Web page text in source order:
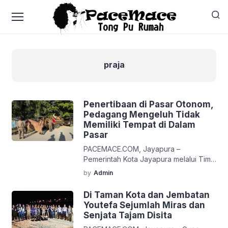
praja
Penertibaan di Pasar Otonom,
Pedagang Mengeluh Tidak
Memiliki Tempat di Dalam
Pasar
PACEMACE.COM, Jayapura –
Pemerintah Kota Jayapura melalui Tim
Terpadu Operasi Gabungan Keamanan
dan Ketertiban Masyarakat secara rutin
terus melaksanakan kegiatan di seluruh
wilayah Kota Jayapura. Pada kegiatan
Operasi Gabungan yang dilaksanakan
hari Selasa (12/5/2026) Tim Operasi
by Admin
Di Taman Kota dan Jembatan
Youtefa Sejumlah Miras dan
Senjata Tajam Disita